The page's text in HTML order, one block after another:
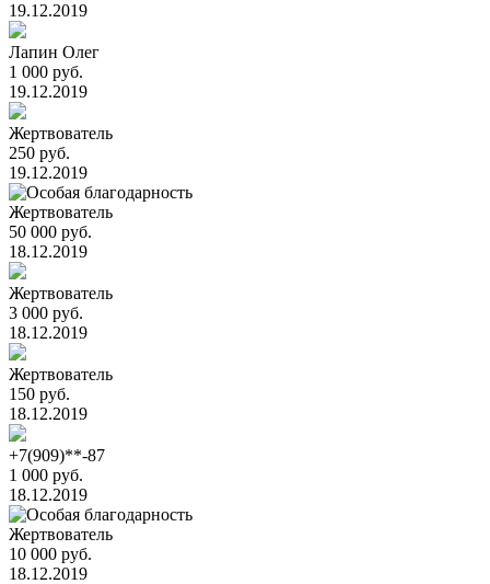
19.12.2019
Лапин Олег
1 000 руб.
19.12.2019
Жертвователь
250 руб.
19.12.2019
Жертвователь
50 000 руб.
18.12.2019
Жертвователь
3 000 руб.
18.12.2019
Жертвователь
150 руб.
18.12.2019
+7(909)**-87
1 000 руб.
18.12.2019
Жертвователь
10 000 руб.
18.12.2019